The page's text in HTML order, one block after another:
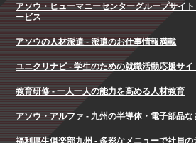
アソウ・ヒューマニーセンターグループサイ
ービス
アソウの人材派遣 - 派遣のお仕事情報満載
ユニクリナビ - 学生のための就職活動応援サイ
教育研修 - 一人一人の能力を高める人材教育
アソウ・アルファ - 九州の半導体・電子部品
福利厚生倶楽部九州 - 多彩なメニューで社員の